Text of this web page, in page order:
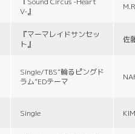
V-』
『マーマレイドサンセッ
ト』
佐
Single/TBS“輪るピングド
ラム”EDテーマ
Single